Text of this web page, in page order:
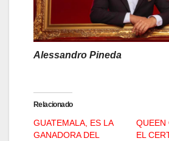
Alessandro Pineda
Relacionado
GUATEMALA, ES LA
GANADORA DEL
QUEEN
EL